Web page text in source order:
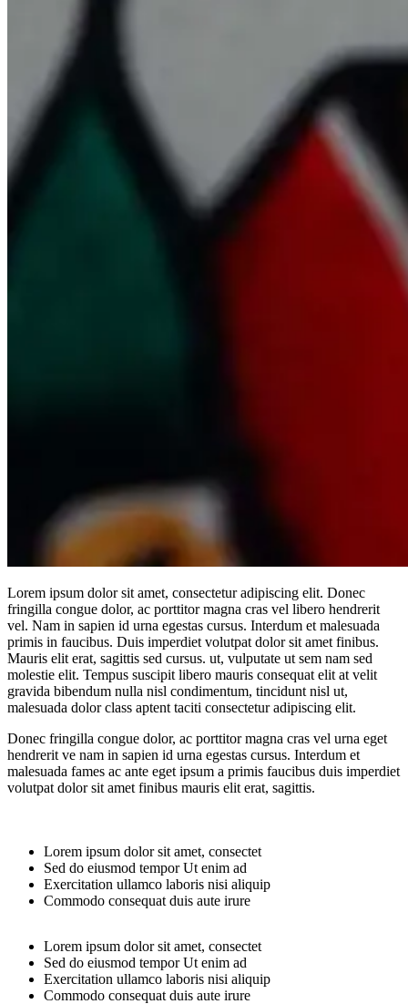
Lorem ipsum dolor sit amet, consectetur adipiscing elit. Donec
fringilla congue dolor, ac porttitor magna cras vel libero hendrerit
vel. Nam in sapien id urna egestas cursus. Interdum et malesuada
primis in faucibus. Duis imperdiet volutpat dolor sit amet finibus.
Mauris elit erat, sagittis sed cursus. ut, vulputate ut sem nam sed
molestie elit. Tempus suscipit libero mauris consequat elit at velit
gravida bibendum nulla nisl condimentum, tincidunt nisl ut,
malesuada dolor class aptent taciti consectetur adipiscing elit.
Donec fringilla congue dolor, ac porttitor magna cras vel urna eget
hendrerit ve nam in sapien id urna egestas cursus. Interdum et
malesuada fames ac ante eget ipsum a primis faucibus duis imperdiet
volutpat dolor sit amet finibus mauris elit erat, sagittis.
Lorem ipsum dolor sit amet, consectet
Sed do eiusmod tempor Ut enim ad
Exercitation ullamco laboris nisi aliquip
Commodo consequat duis aute irure
Lorem ipsum dolor sit amet, consectet
Sed do eiusmod tempor Ut enim ad
Exercitation ullamco laboris nisi aliquip
Commodo consequat duis aute irure